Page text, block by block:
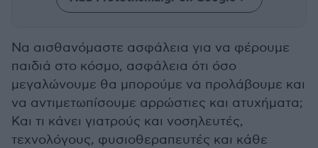
Να αισθανόμαστε ασφάλεια για να φέρουμε
παιδιά στο κόσμο, ασφάλεια ότι όσο
μεγαλώνουμε θα μπορούμε να προλάβουμε και
να αντιμετωπίσουμε αρρώστιες και ατυχήματα;
Και τι κάνει γιατρούς και νοσηλευτές,
τεχνολόγους, φυσιοθεραπευτές και κάθε